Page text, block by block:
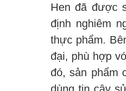
Hen đã được
định nghiêm
thực phẩm.
đại, phù hợp
đó, sản phẩm